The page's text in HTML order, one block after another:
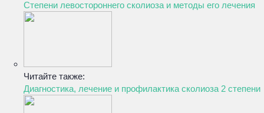
Степени левостороннего сколиоза и методы его лечения
Читайте также:
Диагностика, лечение и профилактика сколиоза 2 степени